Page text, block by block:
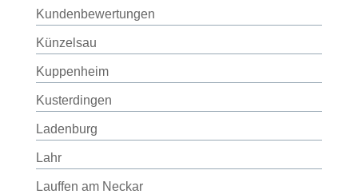
Kundenbewertungen
Künzelsau
Kuppenheim
Kusterdingen
Ladenburg
Lahr
Lauffen am Neckar